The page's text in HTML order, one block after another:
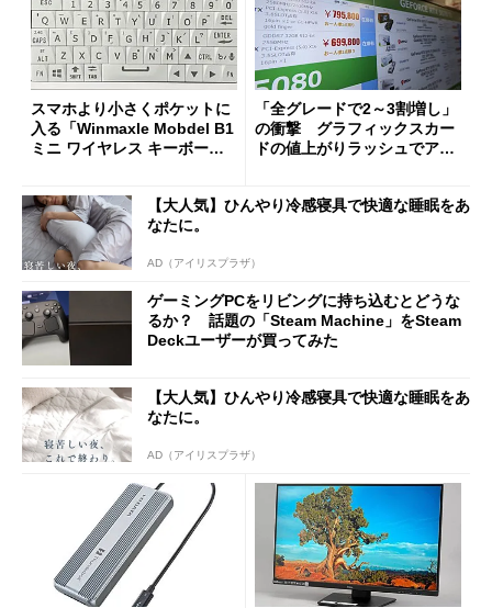
スマホより小さくポケットに
入る「Winmaxle Mobdel B1
ミニ ワイヤレス キーボー
「全グレードで2～3割増し」
の衝撃 グラフィックスカー
ドの値上がりラッシュでアキ
【大人気】ひんやり冷感寝具で快適な睡眠をあ
なたに。
AD（アイリスプラザ）
ゲーミングPCをリビングに持ち込むとどうな
るか？ 話題の「Steam Machine」をSteam
Deckユーザーが買ってみた
【大人気】ひんやり冷感寝具で快適な睡眠をあ
なたに。
AD（アイリスプラザ）